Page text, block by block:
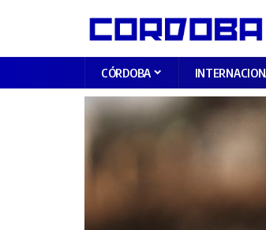
CÓRDOBA